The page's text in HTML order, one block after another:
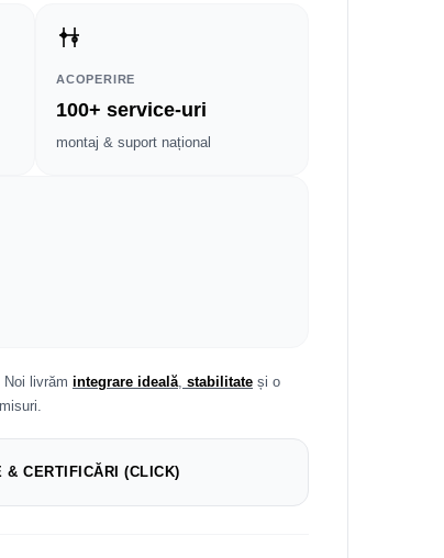
ACOPERIRE
100+ service-uri
montaj & suport național
Noi livrăm integrare ideală, stabilitate și o
& CERTIFICĂRI (CLICK)